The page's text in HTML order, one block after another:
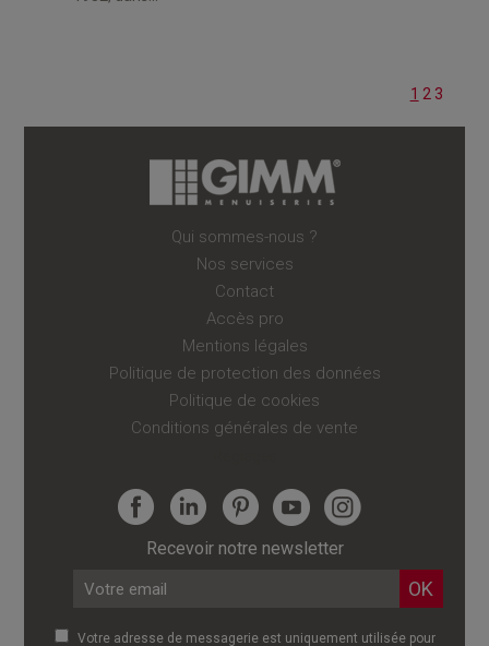
1 2 3
Qui sommes-nous ?
Nos services
Contact
Accès pro
Mentions légales
Politique de protection des données
Politique de cookies
Conditions générales de vente
Recevoir notre newsletter
Votre adresse de messagerie est uniquement utilisée pour